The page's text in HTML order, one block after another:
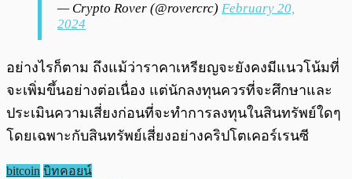
— Crypto Rover (@rovercrc) February 20,
2024
อย่างไรก็ตาม ถึงแม้ว่าราคาเหรียญจะยังคงมีแนวโน้มที่
จะเพิ่มขึ้นอย่างต่อเนื่อง แต่นักลงทุนควรที่จะศึกษาและ
ประเมินความเสี่ยงก่อนที่จะทำการลงทุนในสินทรัพย์ใดๆ
โดยเฉพาะกับสินทรัพย์เสี่ยงอย่างคริปโตเคอร์เรนซี
bitcoin บิทคอยน์